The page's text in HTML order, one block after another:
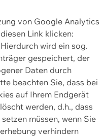
von Google Analytics
Link klicken:
wird ein sog.
gespeichert, der
Daten durch
beachten Sie, dass bei
auf Ihrem Endgerät
werden, d.h., dass
müssen, wenn Sie
verhindern